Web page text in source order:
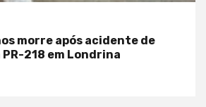
morre após acidente de
218 em Londrina